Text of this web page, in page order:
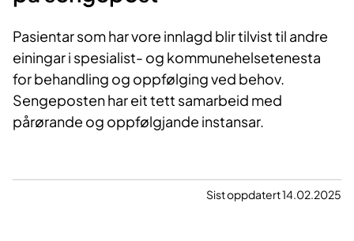
Pasientar som har vore innlagd blir tilvist til andre
einingar i spesialist- og kommunehelsetenesta
for behandling og oppfølging ved behov.
Sengeposten har eit tett samarbeid med
pårørande og oppfølgjande instansar.
Sist oppdatert 14.02.2025